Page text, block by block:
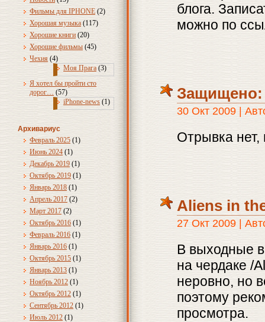
Фильмы для IPHONE (2)
Хорошая музыка (117)
Хорошие книги (20)
Хорошие фильмы (45)
Чехия (4)
Моя Прага (3)
Я хотел бы пройти сто
дорог… (57)
iPhone-news (1)
Архивариус
Февраль 2025 (1)
Июнь 2024 (1)
Декабрь 2019 (1)
Октябрь 2019 (1)
Январь 2018 (1)
Апрель 2017 (2)
Март 2017 (2)
Октябрь 2016 (1)
Февраль 2016 (1)
Январь 2016 (1)
Октябрь 2015 (1)
Январь 2013 (1)
Ноябрь 2012 (1)
Октябрь 2012 (1)
Сентябрь 2012 (1)
Июль 2012 (1)
блога.
можно по
Защищено:
30 Окт 2009 |
Отрывка
Aliens in
27 Окт 2009 |
В выходные
на чердаке /
неровно, но
поэтому
просмотра.